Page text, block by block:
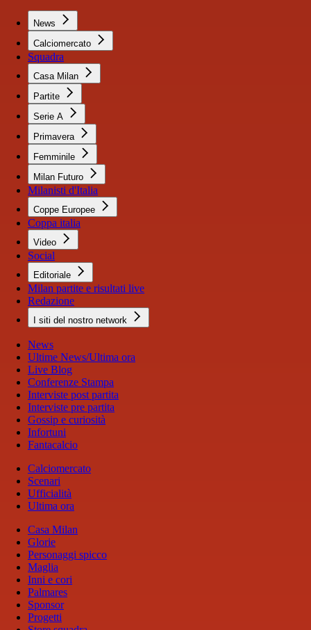
News
Calciomercato
Squadra
Casa Milan
Partite
Serie A
Primavera
Femminile
Milan Futuro
Milanisti d'Italia
Coppe Europee
Coppa italia
Video
Social
Editoriale
Milan partite e risultati live
Redazione
I siti del nostro network
News
Ultime News/Ultima ora
Live Blog
Conferenze Stampa
Interviste post partita
Interviste pre partita
Gossip e curiosità
Infortuni
Fantacalcio
Calciomercato
Scenari
Ufficialità
Ultima ora
Casa Milan
Glorie
Personaggi spicco
Maglia
Inni e cori
Palmares
Sponsor
Progetti